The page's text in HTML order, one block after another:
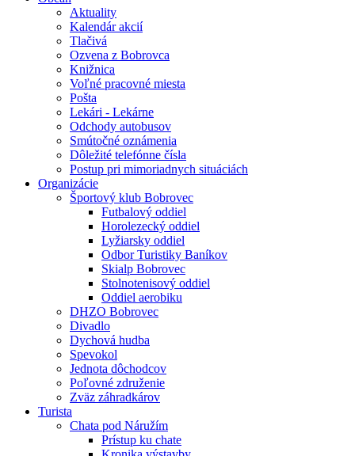
Aktuality
Kalendár akcií
Tlačivá
Ozvena z Bobrovca
Knižnica
Voľné pracovné miesta
Pošta
Lekári - Lekárne
Odchody autobusov
Smútočné oznámenia
Dôležité telefónne čísla
Postup pri mimoriadnych situáciách
Organizácie
Športový klub Bobrovec
Futbalový oddiel
Horolezecký oddiel
Lyžiarsky oddiel
Odbor Turistiky Baníkov
Skialp Bobrovec
Stolnotenisový oddiel
Oddiel aerobiku
DHZO Bobrovec
Divadlo
Dychová hudba
Spevokol
Jednota dôchodcov
Poľovné združenie
Zväz záhradkárov
Turista
Chata pod Náružím
Prístup ku chate